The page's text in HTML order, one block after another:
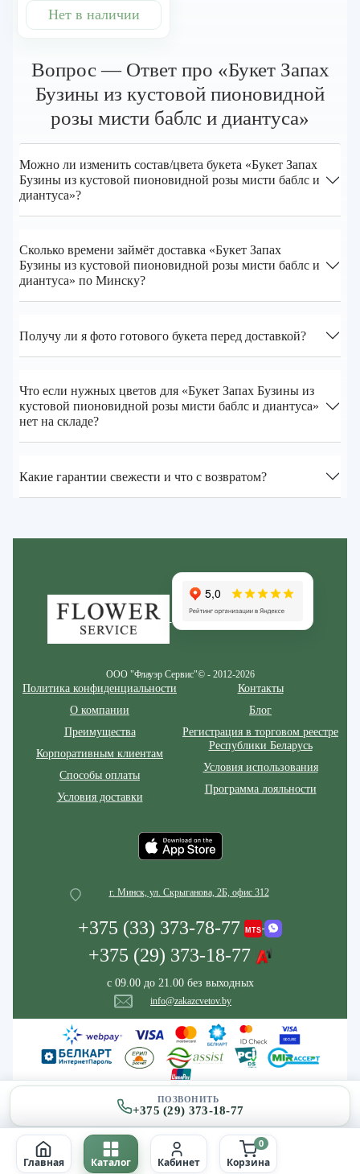
ПОЗВОНИТЬ
+375 (29) 373-18-77
Главная Каталог Кабинет Корзина
0
Нет в наличии
Вопрос — Ответ про «Букет Запах
Бузины из кустовой пионовидной
розы мисти баблс и диантуса»
Можно ли изменить состав/цвета букета «Букет Запах
Бузины из кустовой пионовидной розы мисти баблс и
диантуса»?
Сколько времени займёт доставка «Букет Запах
Бузины из кустовой пионовидной розы мисти баблс и
диантуса» по Минску?
Получу ли я фото готового букета перед доставкой?
Что если нужных цветов для «Букет Запах Бузины из
кустовой пионовидной розы мисти баблс и диантуса»
нет на складе?
Какие гарантии свежести и что с возвратом?
ООО "Флауэр Сервис"© - 2012-2026
Политика конфиденциальности
О компании
Преимущества
Корпоративным клиентам
Способы оплаты
Условия доставки
Контакты
Блог
Регистрация в торговом реестре
Республики Беларусь
Условия использования
Программа лояльности
г. Минск, ул. Скрыганова, 2Б, офис 312
+375 (33) 373-78-77
+375 (29) 373-18-77
с 09.00 до 21.00 без выходных
info@zakazcvetov.by